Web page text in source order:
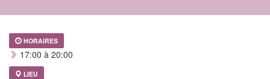
HORAIRES
17:00 à 20:00
LIEU